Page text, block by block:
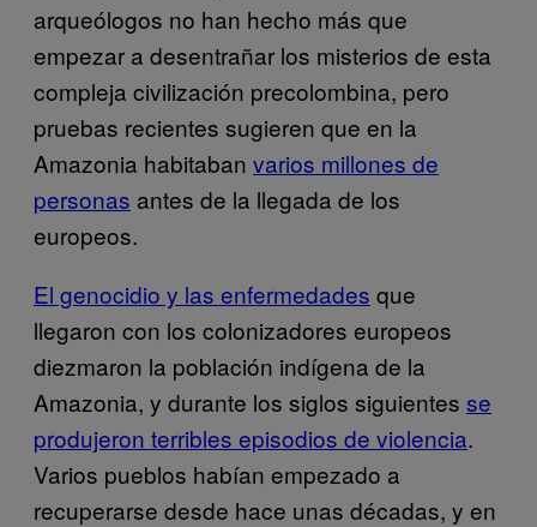
arqueólogos no han hecho más que
empezar a desentrañar los misterios de esta
compleja civilización precolombina, pero
pruebas recientes sugieren que en la
Amazonia habitaban varios millones de
personas antes de la llegada de los
europeos.
El genocidio y las enfermedades que
llegaron con los colonizadores europeos
diezmaron la población indígena de la
Amazonia, y durante los siglos siguientes se
produjeron terribles episodios de violencia.
Varios pueblos habían empezado a
recuperarse desde hace unas décadas, y en